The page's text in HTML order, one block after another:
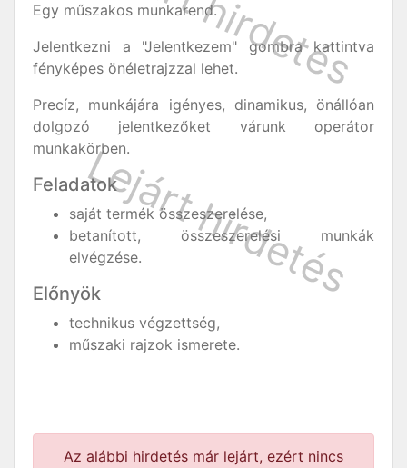
Egy műszakos munkarend.
Jelentkezni a "Jelentkezem" gombra kattintva
fényképes önéletrajzzal lehet.
Precíz, munkájára igényes, dinamikus, önállóan
dolgozó jelentkezőket várunk operátor
munkakörben.
Feladatok
saját termék összeszerelése,
betanított, összeszerelési munkák
elvégzése.
Előnyök
technikus végzettség,
műszaki rajzok ismerete.
Az alábbi hirdetés már lejárt, ezért nincs